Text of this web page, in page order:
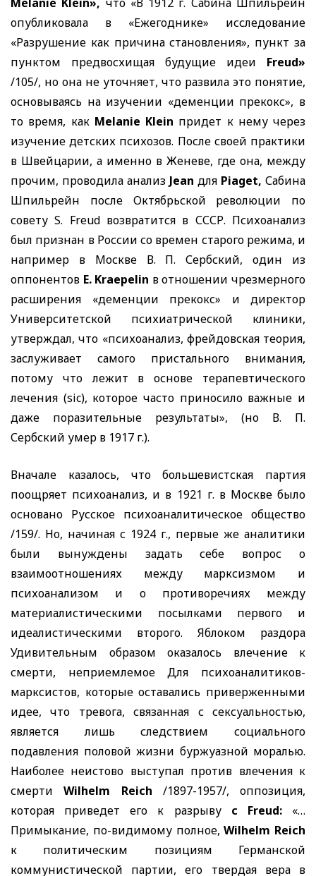
опубликовала в «Ежегоднике» исследование
«Разрушение как причина становления», пункт за
пунктом предвосхищая будущие идеи Freud»
/105/, но она не уточняет, что развила это понятие,
основываясь на изучении «деменции прекокс», в
то время, как Melanie Klein придет к нему через
изучение детских психозов. После своей практики
в Швейцарии, а именно в Женеве, где она, между
прочим, проводила анализ Jean для Piaget, Сабина
Шпильрейн после Октябрьской революции по
советуS. Freud возвратится в СССР. Психоанализ
был признан в России со времен старого режима, и
например в Москве В. П. Сербский, один из
оппонентов E. Kraepelin в отношении чрезмерного
расширения «деменции прекокс» и директор
Университетской психиатрической клиники,
утверждал, что «психоанализ, фрейдовская теория,
заслуживает самого пристального внимания,
потому что лежит в основе терапевтического
лечения (sic), которое часто приносило важные и
даже поразительные результаты», (но В. П.
Сербский умер в 1917 г.).
Вначале казалось, что большевистская партия
поощряет психоанализ, и в 1921 г. в Москве было
основано Русское психоаналитическое общество
/159/. Но, начиная с 1924 г., первые же аналитики
были вынуждены задать себе вопрос о
взаимоотношениях между марксизмом и
психоанализом и о противоречиях между
материалистическими посылками первого и
идеалистическими второго. Яблоком раздора
Удивительным образом оказалось влечение к
смерти, неприемлемое Для психоаналитиков-
марксистов, которые оставались приверженными
идее, что тревога, связанная с сексуальностью,
является лишь следствием социального
подавления половой жизни буржуазной моралью.
Наиболее неистово выступал против влечения к
смертиWilhelm Reich /1897-1957/, оппозиция,
которая приведет его к разрыву с Freud: «…
Примыкание, по-видимому полное,Wilhelm Reich
к политическим позициям Германской
коммунистической партии, его твердая вера в